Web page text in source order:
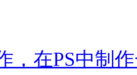
，在PS中制